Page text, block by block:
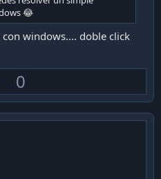
😂
windows.... doble click
p
v
0